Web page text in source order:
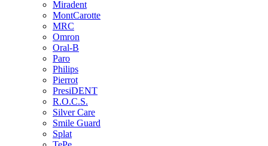
Miradent
MontCarotte
MRC
Omron
Oral-B
Paro
Philips
Pierrot
PresiDENT
R.O.C.S.
Silver Care
Smile Guard
Splat